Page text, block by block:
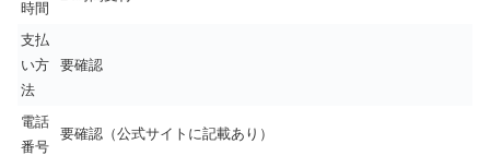
時間
支払
い方
法
要確認
電話
番号
要確認（公式サイトに記載あり）